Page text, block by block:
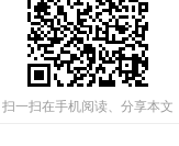
扫一扫在手机阅读、分享本文